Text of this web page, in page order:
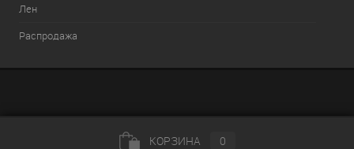
Лен
Распродажа
КОРЗИНА 0